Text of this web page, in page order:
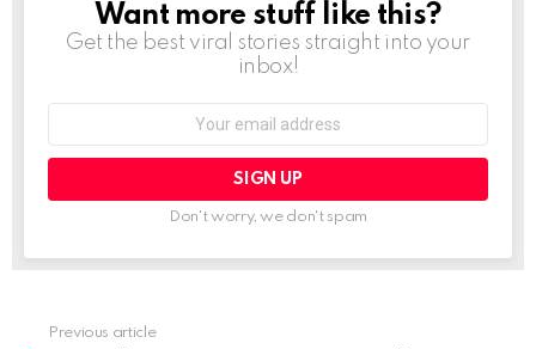
NEWSLETTER
Want more stuff like this?
Get the best viral stories straight into your
inbox!
Don't worry, we don't spam
Previous article